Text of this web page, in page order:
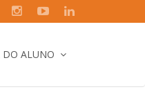
DO ALUNO